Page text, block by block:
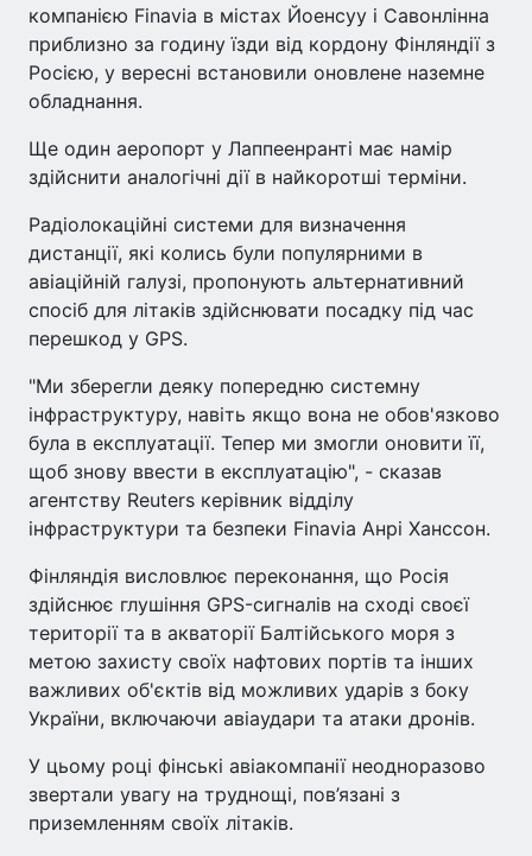
компанією Finavia в містах Йоенсуу і Савонлінна
приблизно за годину їзди від кордону Фінляндії з
Росією, у вересні встановили оновлене наземне
обладнання.
Ще один аеропорт у Лаппеенранті має намір
здійснити аналогічні дії в найкоротші терміни.
Радіолокаційні системи для визначення
дистанції, які колись були популярними в
авіаційній галузі, пропонують альтернативний
спосіб для літаків здійснювати посадку під час
перешкод у GPS.
"Ми зберегли деяку попередню системну
інфраструктуру, навіть якщо вона не обов'язково
була в експлуатації. Тепер ми змогли оновити її,
щоб знову ввести в експлуатацію", - сказав
агентству Reuters керівник відділу
інфраструктури та безпеки Finavia Анрі Ханссон.
Фінляндія висловлює переконання, що Росія
здійснює глушіння GPS-сигналів на сході своєї
території та в акваторії Балтійського моря з
метою захисту своїх нафтових портів та інших
важливих об'єктів від можливих ударів з боку
України, включаючи авіаудари та атаки дронів.
У цьому році фінські авіакомпанії неодноразово
звертали увагу на труднощі, пов’язані з
приземленням своїх літаків.